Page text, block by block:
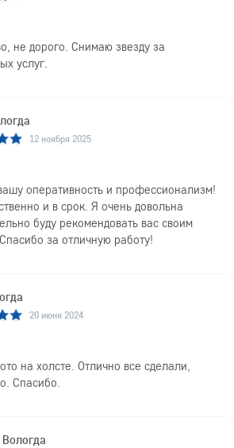
не дорого. Снимаю звезду за
услуг.
12 ноября 2025
оперативность и профессионализм!
и в срок. Я очень довольна
буду рекомендовать вас своим
за отличную работу!
20 июня 2024
на холсте. Отлично все сделали,
Спасибо.